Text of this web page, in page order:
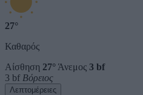
27°
Καθαρός
Αίσθηση 27° Άνεμος 3 bf
3 bf Βόρειος
Λεπτομέρειες